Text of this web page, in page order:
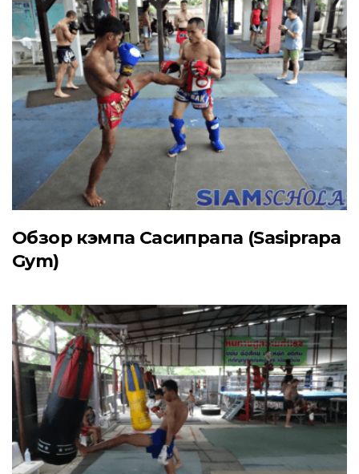
Обзор кэмпа Сасипрапа (Sasiprapa
Gym)